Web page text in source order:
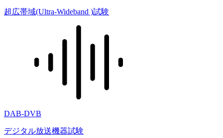
超広帯域(Ultra-Wideband )試験
DAB-DVB
デジタル放送機器試験